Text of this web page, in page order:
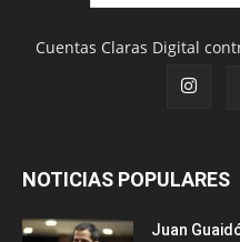
Cuentas Claras Digital
NOTICIAS POPULARES
Juan